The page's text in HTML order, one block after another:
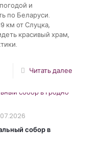
и
по Беларуси.
км от Слуцка,
красивый храм,
Читать далее
собор в